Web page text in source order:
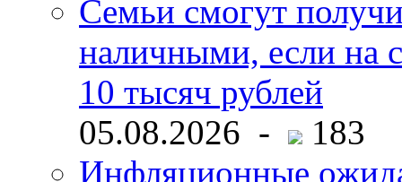
Семьи смогут
наличными, если на
10 тысяч рублей
05.08.2026 -
183
Инфляционные